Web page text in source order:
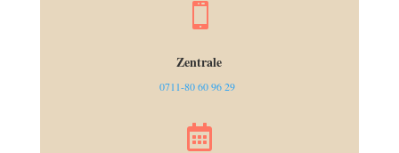

Zentrale
0711-80 60 96 29
